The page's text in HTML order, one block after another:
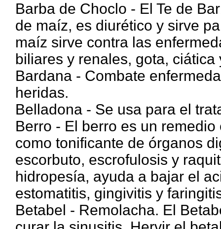
Barba de Choclo - El Te de
de maíz, es diurético y sirve
maíz sirve contra las
biliares y renales, gota, ciática
Bardana - Combate
heridas.
Belladona - Se usa para el
Berro - El berro es un
como tonificante de órganos
escorbuto, escrofulosis y
hidropesía, ayuda a bajar el
estomatitis, gingivitis y
Betabel - Remolacha. El